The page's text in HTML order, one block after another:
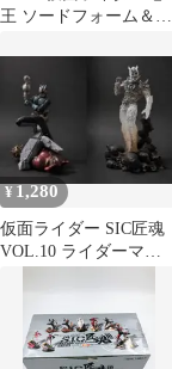
王 ソードフォーム＆モ
¥ 1,280
仮面ライダー SIC匠魂
VOL.10 ライダーマ